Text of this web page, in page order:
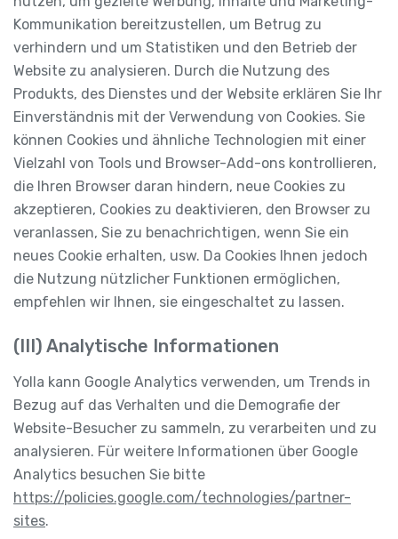
Kommunikation bereitzustellen, um Betrug zu
verhindern und um Statistiken und den Betrieb der
Website zu analysieren. Durch die Nutzung des
Produkts, des Dienstes und der Website erklären Sie Ihr
Einverständnis mit der Verwendung von Cookies. Sie
können Cookies und ähnliche Technologien mit einer
Vielzahl von Tools und Browser-Add-ons kontrollieren,
die Ihren Browser daran hindern, neue Cookies zu
akzeptieren, Cookies zu deaktivieren, den Browser zu
veranlassen, Sie zu benachrichtigen, wenn Sie ein
neues Cookie erhalten, usw. Da Cookies Ihnen jedoch
die Nutzung nützlicher Funktionen ermöglichen,
empfehlen wir Ihnen, sie eingeschaltet zu lassen.
(III) Analytische Informationen
Yolla kann Google Analytics verwenden, um Trends in
Bezug auf das Verhalten und die Demografie der
Website-Besucher zu sammeln, zu verarbeiten und zu
analysieren. Für weitere Informationen über Google
Analytics besuchen Sie bitte
https://policies.google.com/technologies/partner-
sites.